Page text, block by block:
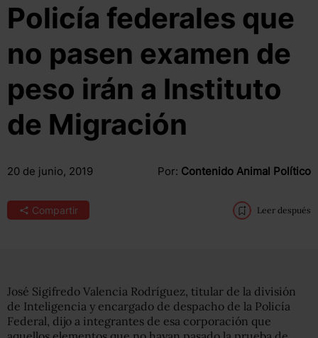
Policía federales que
no pasen examen de
peso irán a Instituto
de Migración
20 de junio, 2019 Por: Contenido Animal Político
Compartir Leer después
José Sigifredo Valencia Rodríguez, titular de la división
de Inteligencia y encargado de despacho de la Policía
Federal, dijo a integrantes de esa corporación que